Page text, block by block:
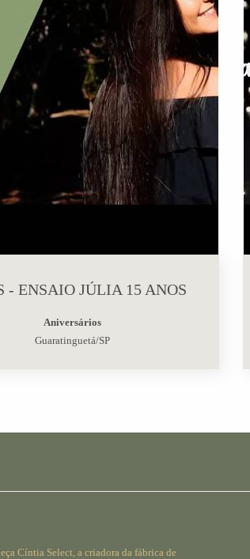
- ENSAIO JÚLIA 15 ANOS
Aniversários
Guaratinguetá/SP
Cíntia Select, a criadora da fábrica de